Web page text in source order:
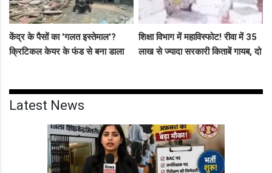
केंद्र के पैसों का 'गलत इस्तेमाल'?
क्रिटिकल केयर के फंड से बना डाला
शिक्षा विभाग में महाविस्फोट! रीवा में 35
लाख से ज्यादा सरकारी किताबें गायब, दो
Latest News